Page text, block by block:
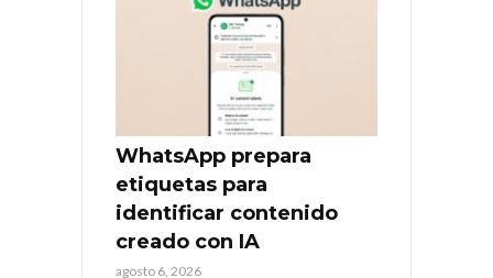
WhatsApp prepara
etiquetas para
identificar contenido
creado con IA
agosto 6, 2026